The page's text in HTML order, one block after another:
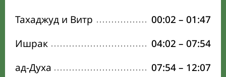
Тахаджуд и Витр 00:02 – 01:47
Ишрак
04:02 – 07:54
ад-Духа
07:54– 12:07